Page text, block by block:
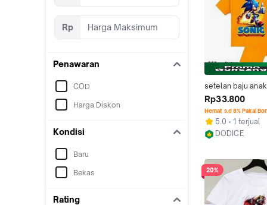
Rp
Penawaran
COD
Harga Diskon
Kondisi
Baru
Bekas
Rating
setelan baju
perempuan baju
laki-laki
sonic  umur 6 bln-
bahan katun
Rp33.800
Hemat s.d 8% Pakai
5.0
1 terjual
DODICE
20%